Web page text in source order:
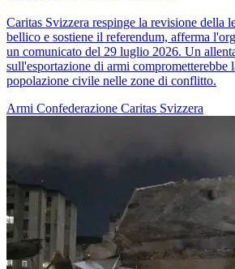
Caritas Svizzera respinge la revisione della
bellico e sostiene il referendum, afferma
un comunicato del 29 luglio 2026. Un
sull'esportazione di armi comprometterebbe
popolazione civile nelle zone di conflitto.
Armi Confederazione Caritas Svizzera